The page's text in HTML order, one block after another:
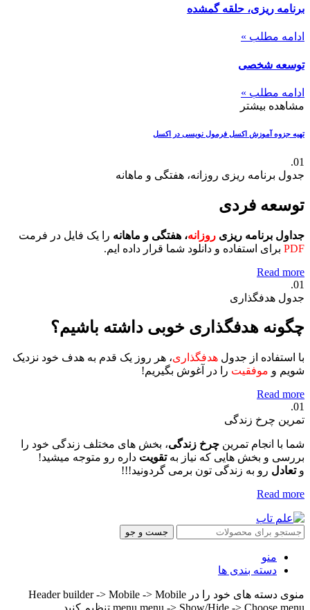
برنامه ریزی، حلقه گمشده
ادامه مطلب »
توسعه شخصی
ادامه مطلب »
مشاهده بیشتر
تهیه جزوه آموزش اکسل فرمول نویسی در اکسل
01.
جدول برنامه ریزی روزانه، هفتگی و ماهانه
توسعه فردی
جداول برنامه ریزی روزانه، هفتگی و ماهانه را یک فایل در فرمت
PDF برای استفاده و دانلود شما قرار داده ایم.
Read more
01.
جدول هدفگذاری
چگونه هدفگذاری خوبی داشته باشیم؟
با استفاده از جدول هدفگذاری، هر روز یک قدم به هدف خود نزدیک
شویم و موفقیت را در آغوش بگیریم!
Read more
01.
تمرین چرخ زندگی
شما با انجام تمرین چرخ زندگی، بخش های مختلف زندگی خود را
بررسی و بخش هایی که نیاز بهتقویت داره رو متوجه میشید!
وتعادل رو به زندگی تون برمی گردونید!!!
Read more
جست و جو
منو
دسته بندی ها
منوی دسته های خود را در Header builder -> Mobile -> Mobile